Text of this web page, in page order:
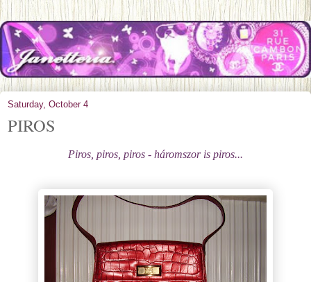
Saturday, October 4
PIROS
Piros, piros, piros - háromszor is piros...